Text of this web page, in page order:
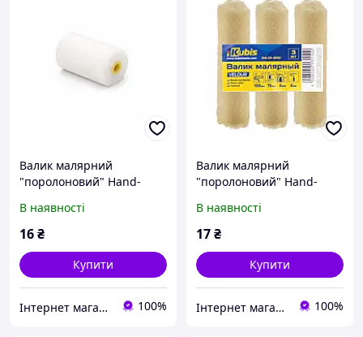
Валик малярний
"поролоновий" Hand-
041) (продаж кратно 10
шт.)
В наявності
16₴
Купити
Інтернет магазин stroymag.dp.ua 100%
Валик малярний
"поролоновий" Hand-
042)
В наявності
17₴
Купити
Інтернет магазин stroymag.dp.ua 100%